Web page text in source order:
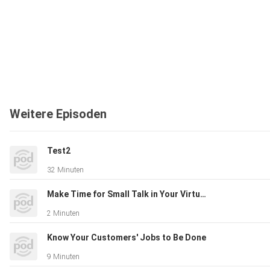
Weitere Episoden
Test2
32 Minuten
Make Time for Small Talk in Your Virtual Meetings
2 Minuten
Know Your Customers' Jobs to Be Done
9 Minuten